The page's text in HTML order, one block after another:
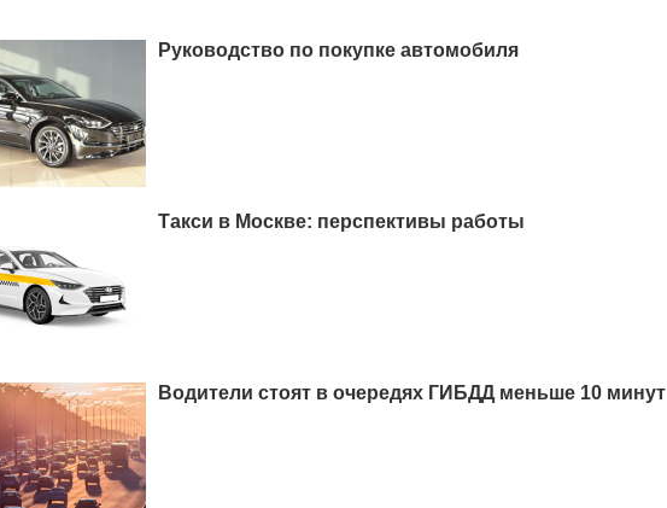
Руководство по покупке автомобиля
Такси в Москве: перспективы работы
Водители стоят в очередях ГИБДД меньше 10 минут